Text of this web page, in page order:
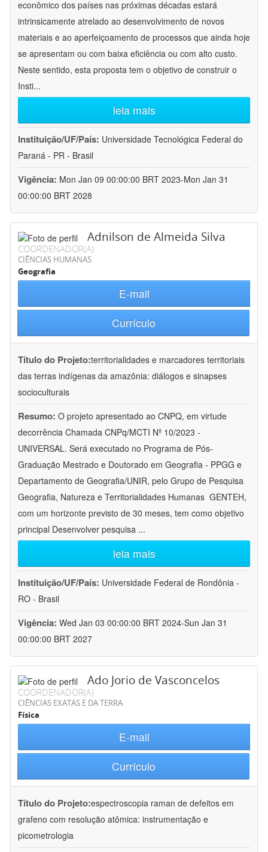
econômico dos países nas próximas décadas estará
intrinsicamente atrelado ao desenvolvimento de novos
materiais e ao aperfeiçoamento de processos que ainda hoje
se apresentam ou com baixa eficiência ou com alto custo.
Neste sentido, esta proposta tem o objetivo de construir o
Insti...
leia mais
Instituição/UF/País: Universidade Tecnológica Federal do
Paraná - PR - Brasil
Vigência: Mon Jan 09 00:00:00 BRT 2023-Mon Jan 31
00:00:00 BRT 2028
Adnilson de Almeida Silva
COORDENADOR(A)
CIÊNCIAS HUMANAS
Geografia
E-mail
Currículo
Título do Projeto:territorialidades e marcadores territoriais
das terras indígenas da amazônia: diálogos e sinapses
socioculturais
Resumo: O projeto apresentado ao CNPQ, em virtude
decorrência Chamada CNPq/MCTI Nº 10/2023 -
UNIVERSAL. Será executado no Programa de Pós-
Graduação Mestrado e Doutorado em Geografia - PPGG e
Departamento de Geografia/UNIR, pelo Grupo de Pesquisa
Geografia, Natureza e Territorialidades Humanas  GENTEH,
com um horizonte previsto de 30 meses, tem como objetivo
principal Desenvolver pesquisa ...
leia mais
Instituição/UF/País: Universidade Federal de Rondônia -
RO - Brasil
Vigência: Wed Jan 03 00:00:00 BRT 2024-Sun Jan 31
00:00:00 BRT 2027
Ado Jorio de Vasconcelos
COORDENADOR(A)
CIÊNCIAS EXATAS E DA TERRA
Física
E-mail
Currículo
Título do Projeto:espectroscopia raman de defeitos em
grafeno com resolução atômica: instrumentação e
picometrologia